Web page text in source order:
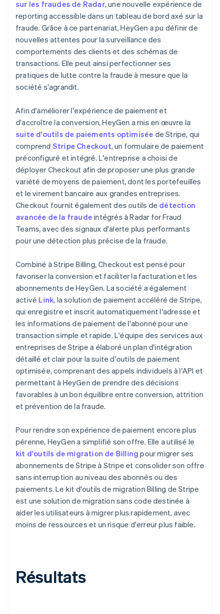
sur les fraudes de Radar, une nouvelle expérience de
reporting accessible dans un tableau de bord axé sur la
fraude. Grâce à ce partenariat, HeyGen a pu définir de
nouvelles attentes pour la surveillance des
comportements des clients et des schémas de
transactions. Elle peut ainsi perfectionner ses
pratiques de lutte contre la fraude à mesure que la
société s'agrandit.
Afin d'améliorer l'expérience de paiement et
d'accroître la conversion, HeyGen a mis en œuvre la
suite d'outils de paiements optimisée de Stripe, qui
comprend Stripe Checkout, un formulaire de paiement
préconfiguré et intégré. L'entreprise a choisi de
déployer Checkout afin de proposer une plus grande
variété de moyens de paiement, dont les portefeuilles
et le virement bancaire aux grandes entreprises.
Checkout fournit également des outils de détection
avancée de la fraude intégrés à Radar for Fraud
Teams, avec des signaux d'alerte plus performants
pour une détection plus précise de la fraude.
Combiné à Stripe Billing, Checkout est pensé pour
favoriser la conversion et faciliter la facturation et les
abonnements de HeyGen. La société a également
activé Link, la solution de paiement accéléré de Stripe,
qui enregistre et inscrit automatiquement l'adresse et
les informations de paiement de l'abonné pour une
transaction simple et rapide. L'équipe des services aux
entreprises de Stripe a élaboré un plan d'intégration
détaillé et clair pour la suite d'outils de paiement
optimisée, comprenant des appels individuels à l'API et
permettant à HeyGen de prendre des décisions
favorables à un bon équilibre entre conversion, attrition
et prévention de la fraude.
Pour rendre son expérience de paiement encore plus
pérenne, HeyGen a simplifié son offre. Elle a utilisé le
kit d'outils de migration de Billing pour migrer ses
abonnements de Stripe à Stripe et consolider son offre
sans interruption au niveau des abonnés ou des
paiements. Le kit d'outils de migration Billing de Stripe
est une solution de migration sans code destinée à
aider les utilisateurs à migrer plus rapidement, avec
moins de ressources et un risque d'erreur plus faible.
Résultats